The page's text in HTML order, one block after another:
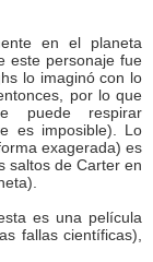
en el planeta
este personaje fue
lo imaginó con lo
por lo que
puede respirar
es imposible). Lo
exagerada) es
saltos de Carter en
es una película
fallas científicas),